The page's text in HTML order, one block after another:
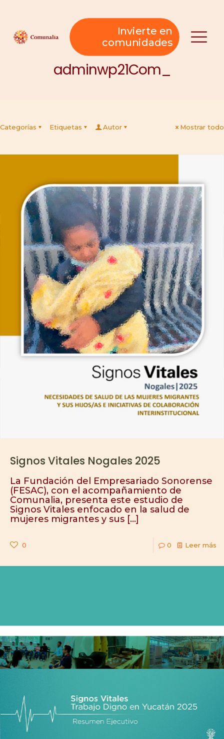
Invierte en
comunidades
adminwp21Com_
Categorías Etiquetas Autor Mostrar todo
Signos Vitales Nogales 2025
La Fundación del Empresariado Sonorense
(FESAC), con el acompañamiento de
Comunalia, presenta este estudio de
Signos Vitales enfocado en la salud de
mujeres migrantes y sus […]
0 0 Leer más